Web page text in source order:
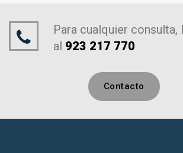
Para cualquier consulta,
al 923 217 770
Contacto